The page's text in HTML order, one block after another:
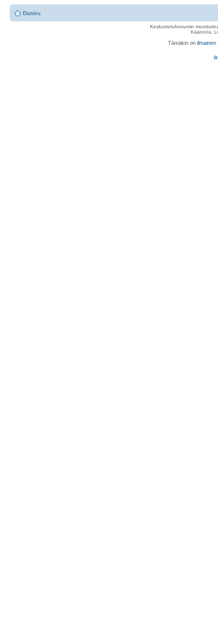
Etusivu
Keskustelufoorumin
Käännös,
Tämäkin on ilmainen